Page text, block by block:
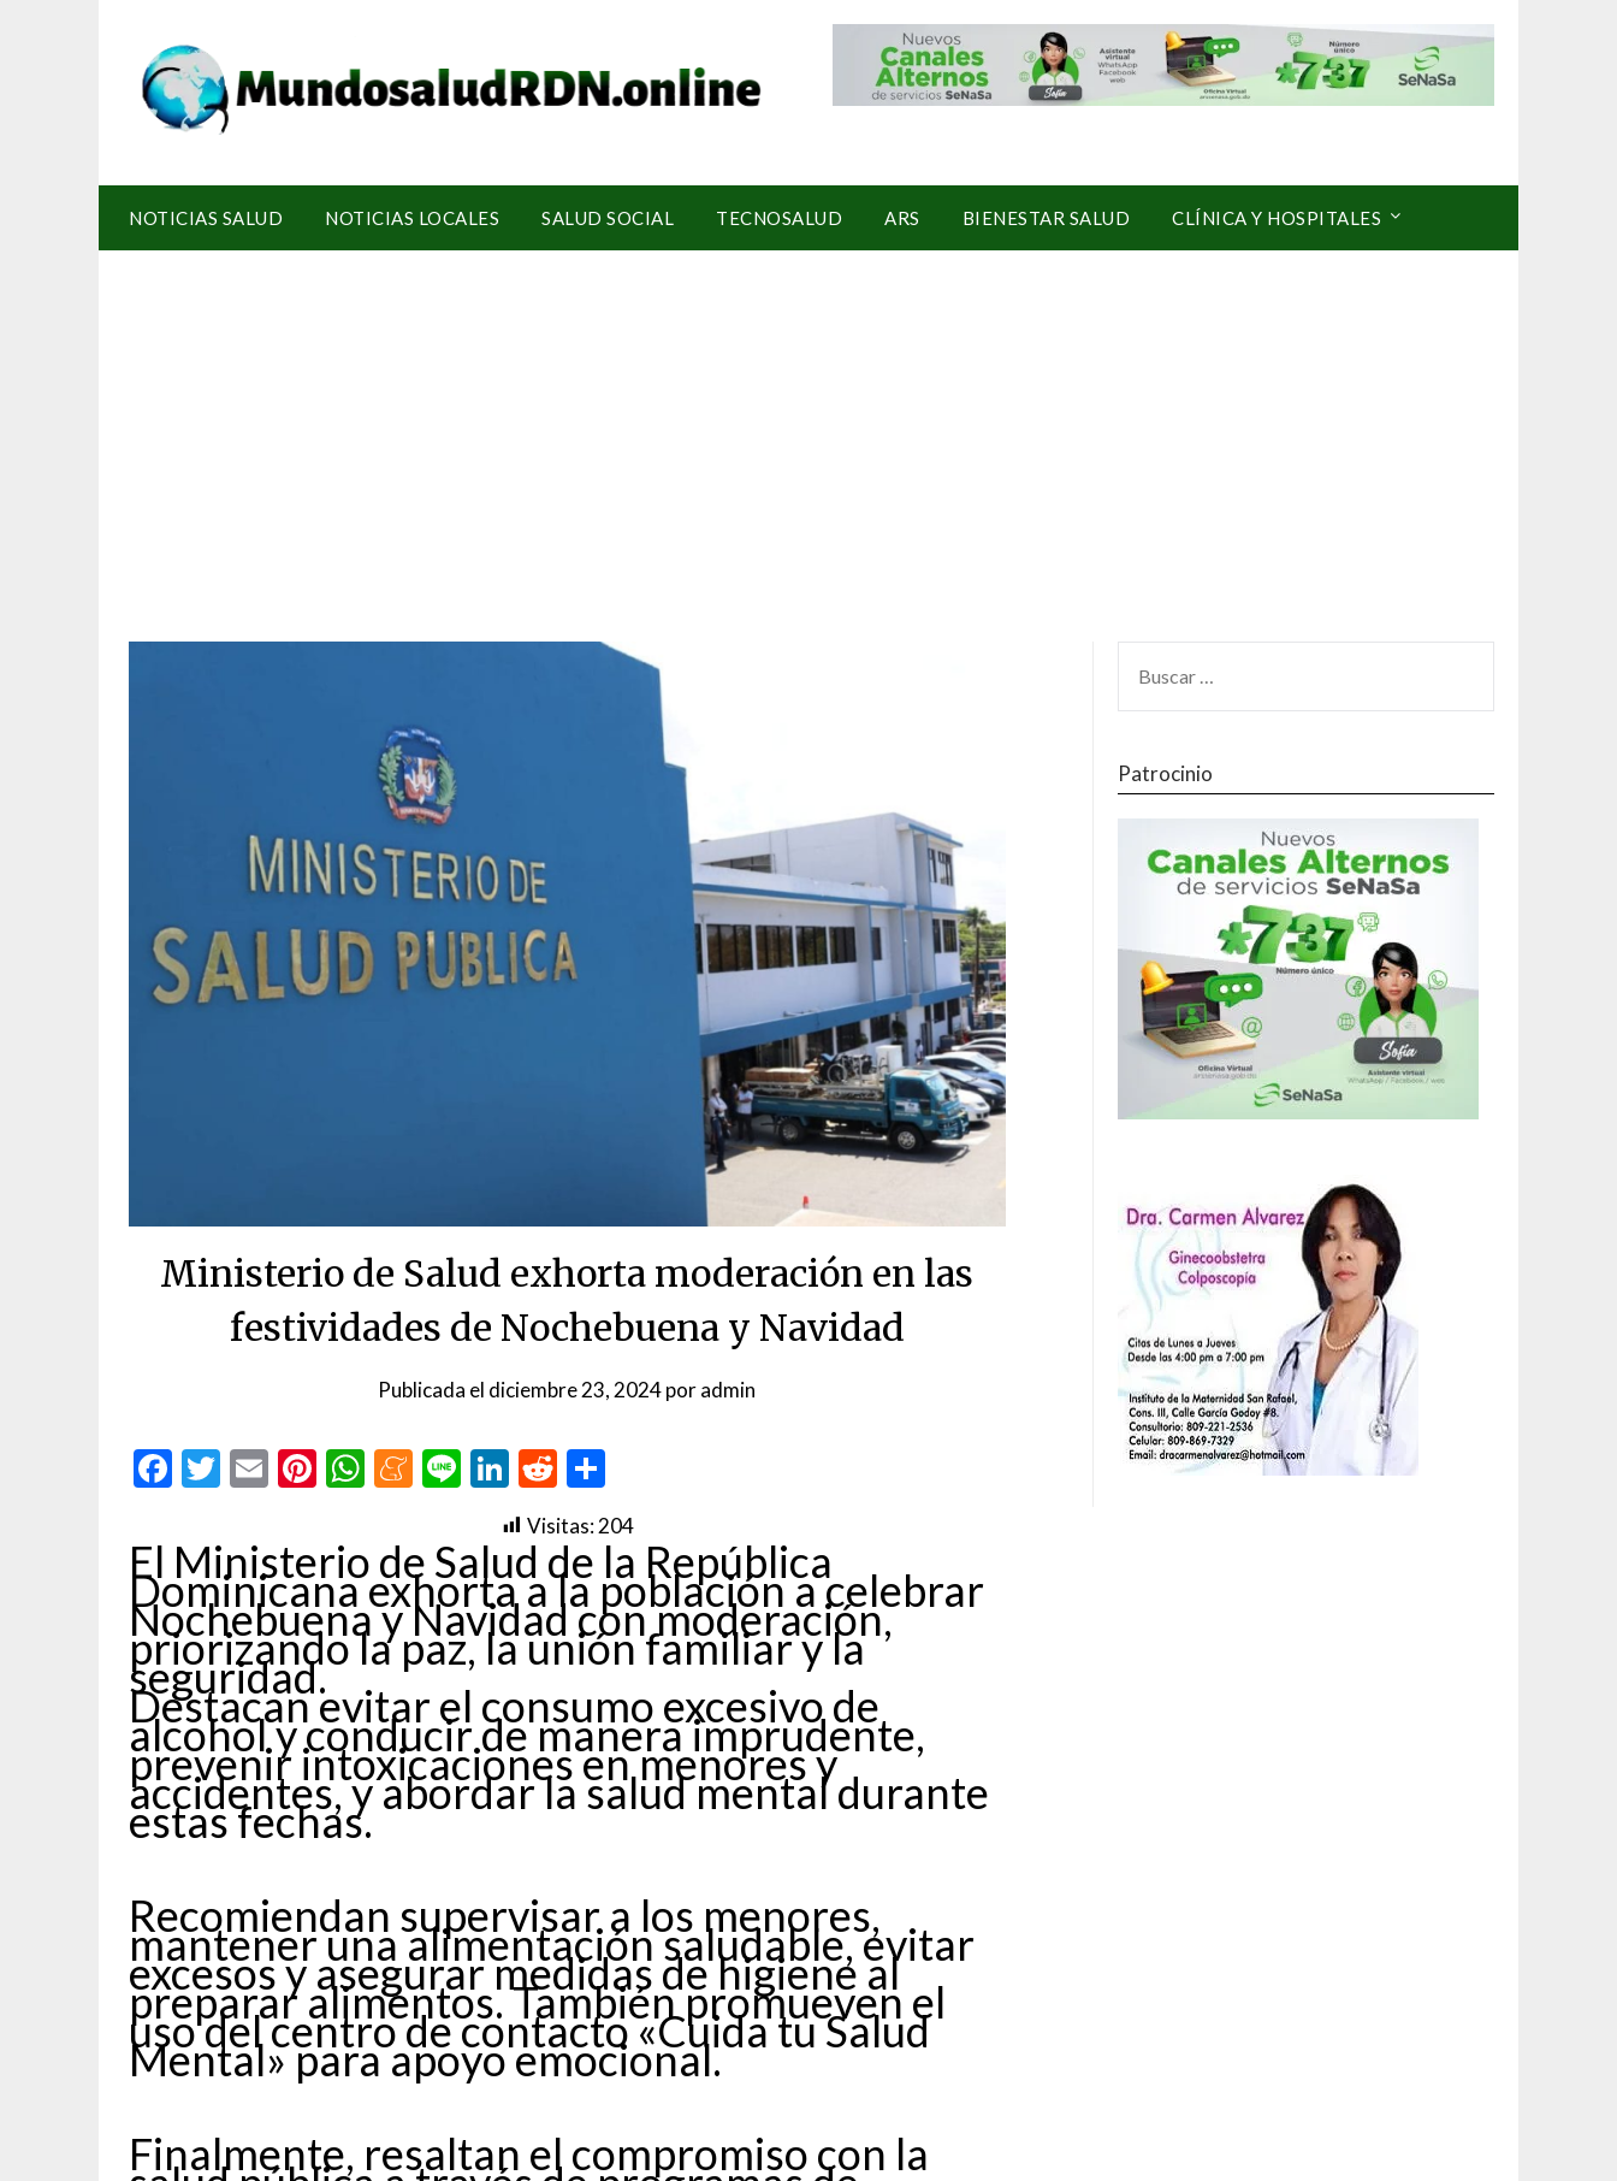
NOTICIAS SALUD NOTICIAS LOCALES SALUD SOCIAL TECNOSALUD ARS BIENESTAR SALUD CLÍNICA Y HOSPITALES
Ministerio de Salud exhorta moderación en las
festividades de Nochebuena y Navidad
Publicada el diciembre 23, 2024poradmin
Facebook
Twitter
EmailPinterest
WhatsApp
Meneame
LineLinkedIn
Reddit
Visitas:204
El Ministerio de Salud de la República
Dominicana exhorta a la población a celebrar
Nochebuena y Navidad con moderación,
priorizando la paz, la unión familiar y la
seguridad.
Destacan evitar el consumo excesivo de
alcohol y conducir de manera imprudente,
prevenir intoxicaciones en menores y
accidentes, y abordar la salud mental durante
estas fechas.
Recomiendan supervisar a los menores,
mantener una alimentación saludable, evitar
excesos y asegurar medidas de higiene al
preparar alimentos. También promueven el
uso del centro de contacto «Cuida tu Salud
Mental» para apoyo emocional.
Finalmente, resaltan el compromiso con la
Patrocinio